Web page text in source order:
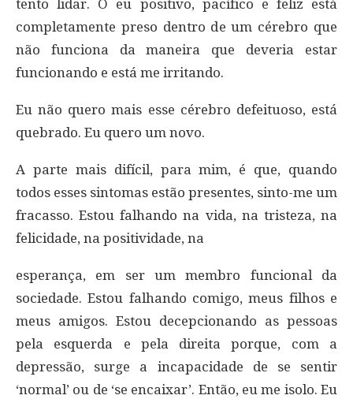
tento lidar. O eu positivo, pacífico e feliz está
completamente preso dentro de um cérebro que
não funciona da maneira que deveria estar
funcionando e está me irritando.
Eu não quero mais esse cérebro defeituoso, está
quebrado. Eu quero um novo.
A parte mais difícil, para mim, é que, quando
todos esses sintomas estão presentes, sinto-me um
fracasso. Estou falhando na vida, na tristeza, na
felicidade, na positividade, na
esperança, em ser um membro funcional da
sociedade. Estou falhando comigo, meus filhos e
meus amigos. Estou decepcionando as pessoas
pela esquerda e pela direita porque, com a
depressão, surge a incapacidade de se sentir
‘normal’ ou de ‘se encaixar’. Então, eu me isolo. Eu